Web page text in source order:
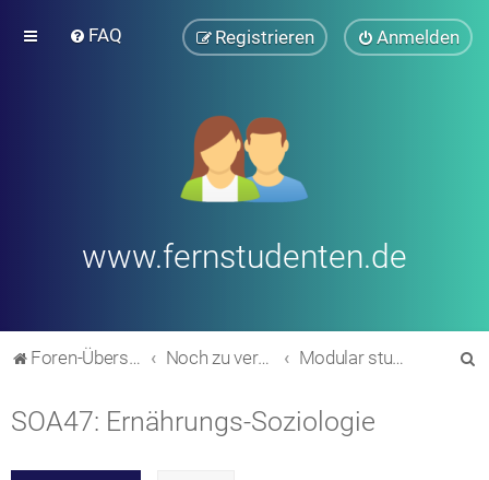
FAQ Anmelden
Registrieren
www.fernstudenten.de
Foren-Übersicht Noch zu verschieben in andere Bereiche (alte Forumsstruktur) Modular studieren: Allgemeines
SOA47: Ernährungs-Soziologie